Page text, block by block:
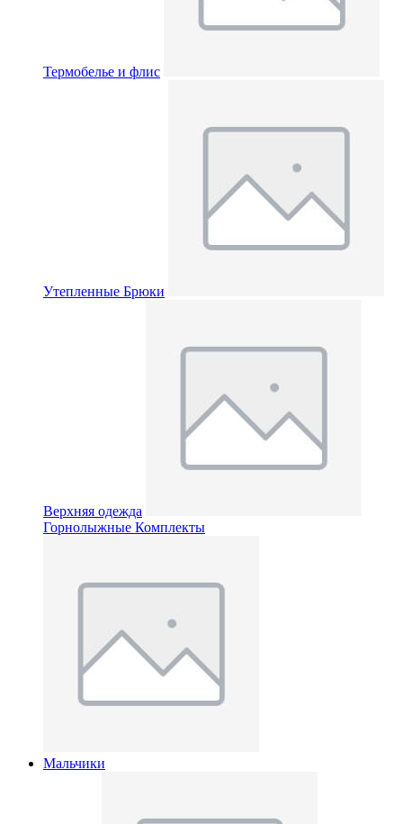
Термобелье и флис
Утепленные Брюки
Верхняя одежда
Горнолыжные Комплекты
Мальчики